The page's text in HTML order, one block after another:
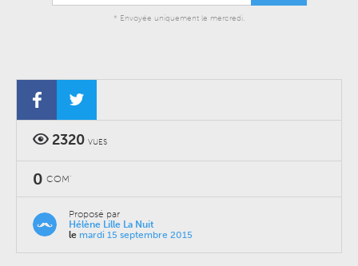
* Envoyée uniquement le mercredi.
2320 VUES
0 COM'
Proposé par
Hélène Lille La Nuit
le mardi 15 septembre 2015